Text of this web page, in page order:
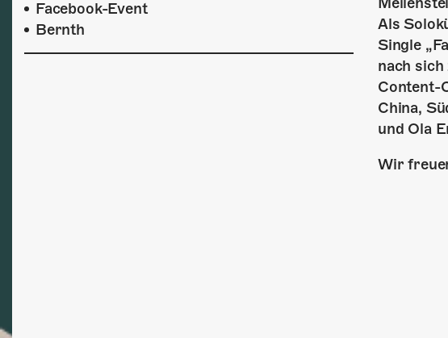
Als
Single
nach sich
Content-
China,
und Ola
Wir
Facebook-Event
Bernth